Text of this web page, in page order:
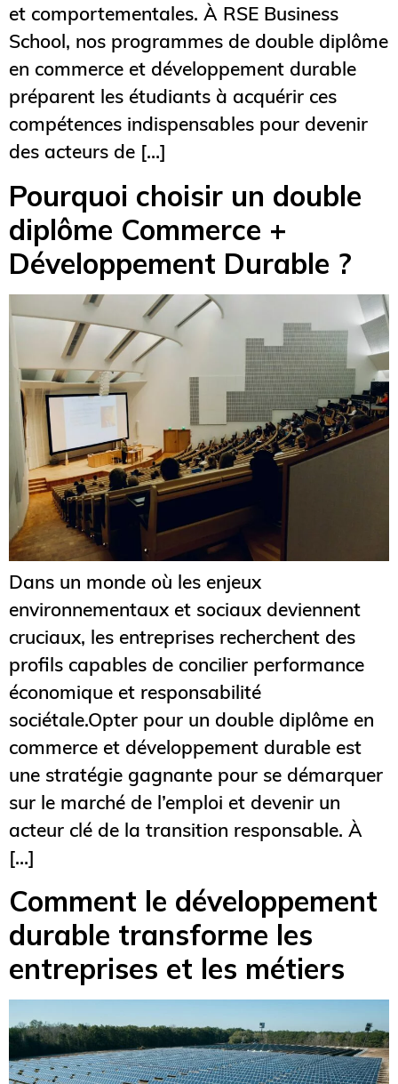
et comportementales. À RSE Business
School, nos programmes de double diplôme
en commerce et développement durable
préparent les étudiants à acquérir ces
compétences indispensables pour devenir
des acteurs de […]
Pourquoi choisir un double
diplôme Commerce +
Développement Durable ?
Dans un monde où les enjeux
environnementaux et sociaux deviennent
cruciaux, les entreprises recherchent des
profils capables de concilier performance
économique et responsabilité
sociétale.Opter pour un double diplôme en
commerce et développement durable est
une stratégie gagnante pour se démarquer
sur le marché de l’emploi et devenir un
acteur clé de la transition responsable. À
[…]
Comment le développement
durable transforme les
entreprises et les métiers